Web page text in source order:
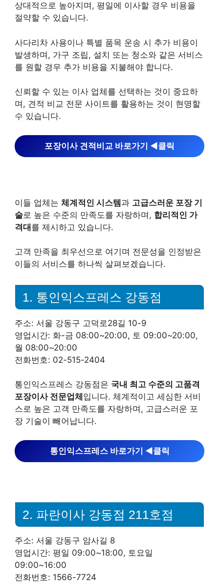
상대적으로 높아지며, 평일에 이사할 경우 비용을
절약할 수 있습니다.
사다리차 사용이나 특별 품목 운송 시 추가 비용이
발생하며, 가구 조립, 설치 또는 청소와 같은 서비스
를 원할 경우 추가 비용을 지불해야 합니다.
신뢰할 수 있는 이사 업체를 선택하는 것이 중요하
며, 견적 비교 전문 사이트를 활용하는 것이 현명할
수 있습니다.
포장이사 견적비교 바로가기 ◀︎클릭
이들 업체는 체계적인 시스템과 고급스러운 포장 기
술로 높은 수준의 만족도를 자랑하며, 합리적인 가
격대를 제시하고 있습니다.
고객 만족을 최우선으로 여기며 전문성을 인정받은
이들의 서비스를 하나씩 살펴보겠습니다.
1. 통인익스프레스 강동점
주소: 서울 강동구 고덕로28길 10-9
영업시간: 화-금 08:00~20:00, 토 09:00~20:00,
월 08:00~20:00
전화번호: 02-515-2404
통인익스프레스 강동점은 국내 최고 수준의 고품격
포장이사 전문업체 입니다. 체계적이고 세심한 서비
스로 높은 고객 만족도를 자랑하며, 고급스러운 포
장 기술이 빼어납니다.
통인익스프레스 바로가기 ◀︎클릭
2. 파란이사 강동점 211호점
주소: 서울 강동구 암사길 8
영업시간: 평일 09:00~18:00, 토요일
09:00~16:00
전화번호: 1566-7724